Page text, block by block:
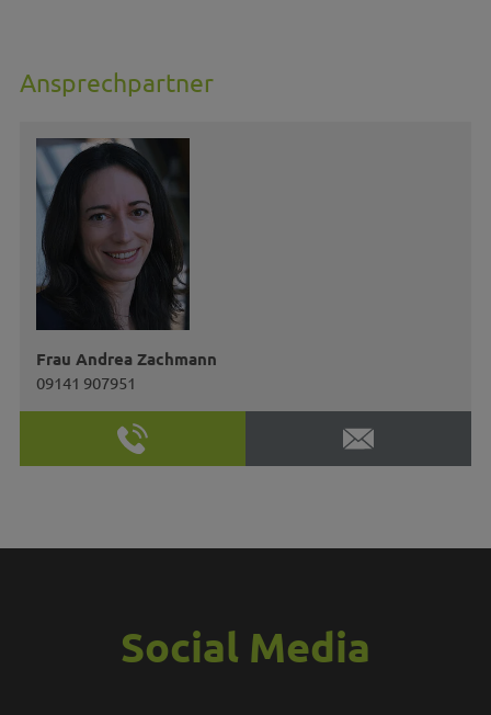
Ansprechpartner
Frau Andrea Zachmann
09141 907951
Social Media